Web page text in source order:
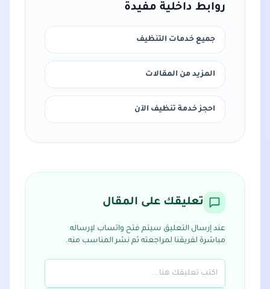
روابط داخلية مفيدة
جميع خدمات التنظيف
المزيد من المقالات
احجز خدمة تنظيف الآن
تعليقك على المقال
عند إرسال التعليق سيتم فتح واتساب لإرساله
مباشرة لفريقنا لمراجعته ثم نشر المناسب منه.